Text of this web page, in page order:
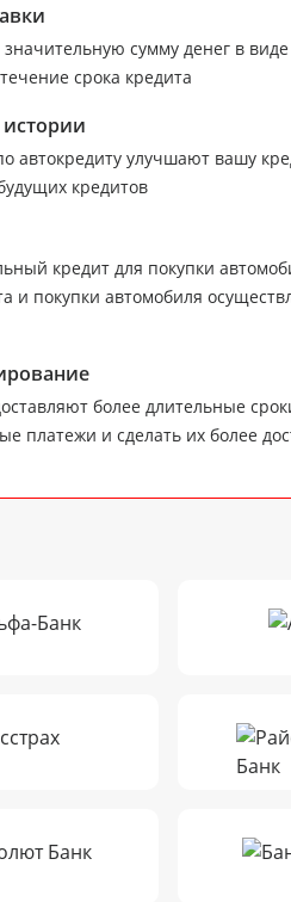
сумму денег в
срока кредита
автокредиту улучшают вашу
кредитов
кредит для покупки
и покупки автомобиля
более длительные
платежи и сделать их более